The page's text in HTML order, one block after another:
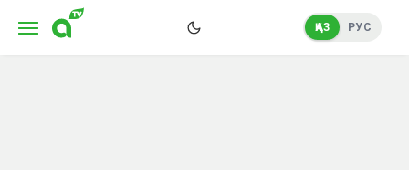
ҚАЗ РУС